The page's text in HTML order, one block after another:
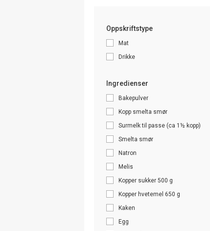
Oppskriftstype
Mat
Drikke
Ingredienser
Bakepulver
Kopp smelta smør
Surmelk til passe (ca 1½ kopp)
Smelta smør
Natron
Melis
Kopper sukker 500 g
Kopper hvetemel 650 g
Kaken
Egg